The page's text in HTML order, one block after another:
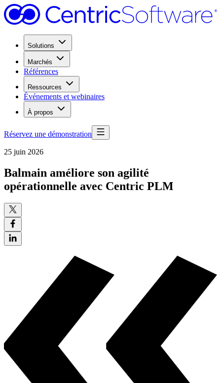
Solutions
Marchés
Références
Ressources
Événements et webinaires
À propos
Réservez une démonstration
25 juin 2026
Balmain améliore son agilité
opérationnelle avec Centric PLM